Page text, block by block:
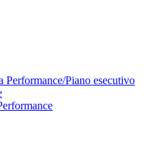
Performance/Piano esecutivo